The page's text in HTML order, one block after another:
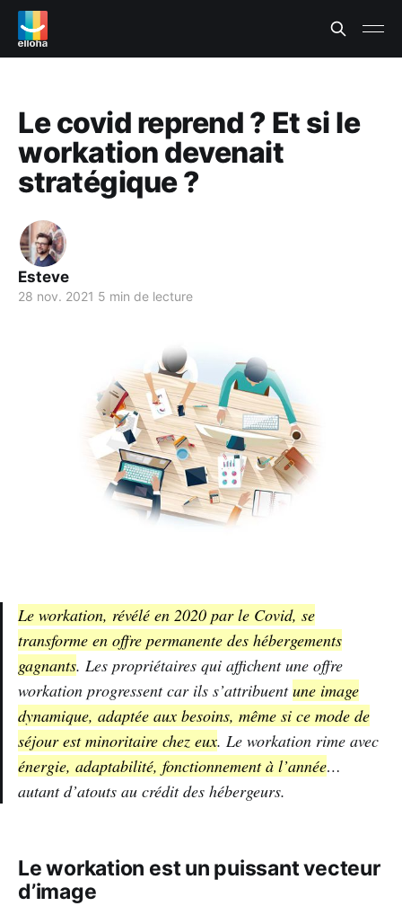
Le covid reprend ? Et si le
workation devenait
stratégique ?
Esteve
28 nov. 2021 5 min de lecture
Le workation, révélé en 2020 par le Covid, se
transforme en offre permanente des hébergements
gagnants. Les propriétaires qui affichent une offre
workation progressent car ils s’attribuentune image
dynamique, adaptée aux besoins, même si ce mode de
séjour est minoritaire chez eux. Le workation rime avec
énergie, adaptabilité, fonctionnement à l’année…
autant d’atouts au crédit des hébergeurs.
Le workation est un puissant vecteur
d’image